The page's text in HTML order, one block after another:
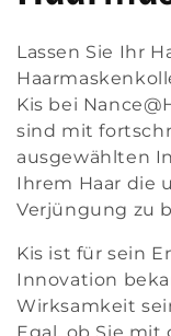
a
t
e
g
o
Lassen Sie Ihr
Kis bei
sind mit
ausgewählten
Ihrem Haar die
Verjüngung zu
Kis ist für sein
Innovation
Wirksamkeit